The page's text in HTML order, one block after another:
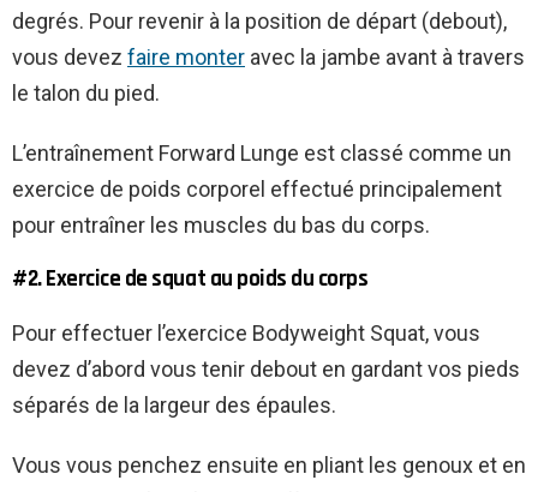
degrés. Pour revenir à la position de départ (debout),
vous devez faire monter avec la jambe avant à travers
le talon du pied.
L’entraînement Forward Lunge est classé comme un
exercice de poids corporel effectué principalement
pour entraîner les muscles du bas du corps.
#2. Exercice de squat au poids du corps
Pour effectuer l’exercice Bodyweight Squat, vous
devez d’abord vous tenir debout en gardant vos pieds
séparés de la largeur des épaules.
Vous vous penchez ensuite en pliant les genoux et en